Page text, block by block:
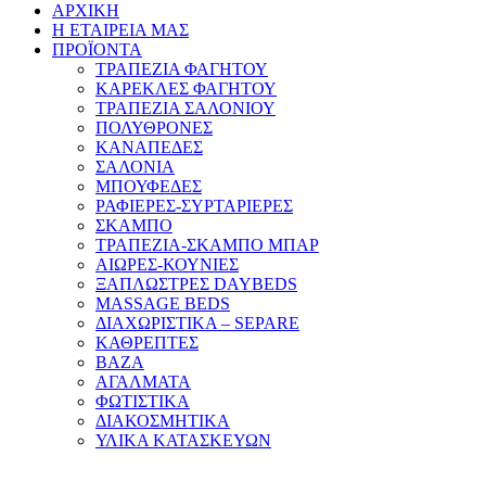
ΑΡΧΙΚΗ
Η ΕΤΑΙΡΕΙΑ ΜΑΣ
ΠΡΟΪΟΝΤΑ
ΤΡΑΠΕΖΙΑ ΦΑΓΗΤΟΥ
ΚΑΡΕΚΛΕΣ ΦΑΓΗΤΟΥ
ΤΡΑΠΕΖΙΑ ΣΑΛΟΝΙΟΥ
ΠΟΛΥΘΡΟΝΕΣ
ΚΑΝΑΠΕΔΕΣ
ΣΑΛΟΝΙΑ
ΜΠΟΥΦΕΔΕΣ
ΡΑΦΙΕΡΕΣ-ΣΥΡΤΑΡΙΕΡΕΣ
ΣΚΑΜΠΟ
ΤΡΑΠΕΖΙΑ-ΣΚΑΜΠΟ ΜΠΑΡ
ΑΙΩΡΕΣ-ΚΟΥΝΙΕΣ
ΞΑΠΛΩΣΤΡΕΣ DAYBEDS
MASSAGE BEDS
ΔΙΑΧΩΡΙΣΤΙΚΑ – SEPARE
ΚΑΘΡΕΠΤΕΣ
ΒΑΖΑ
ΑΓΑΛΜΑΤΑ
ΦΩΤΙΣΤΙΚΑ
ΔΙΑΚΟΣΜΗΤΙΚΑ
ΥΛΙΚΑ ΚΑΤΑΣΚΕΥΩΝ